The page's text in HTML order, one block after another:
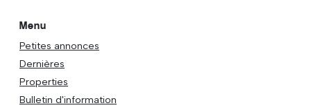
Menu
Petites annonces
Dernières
Properties
Bulletin d'information